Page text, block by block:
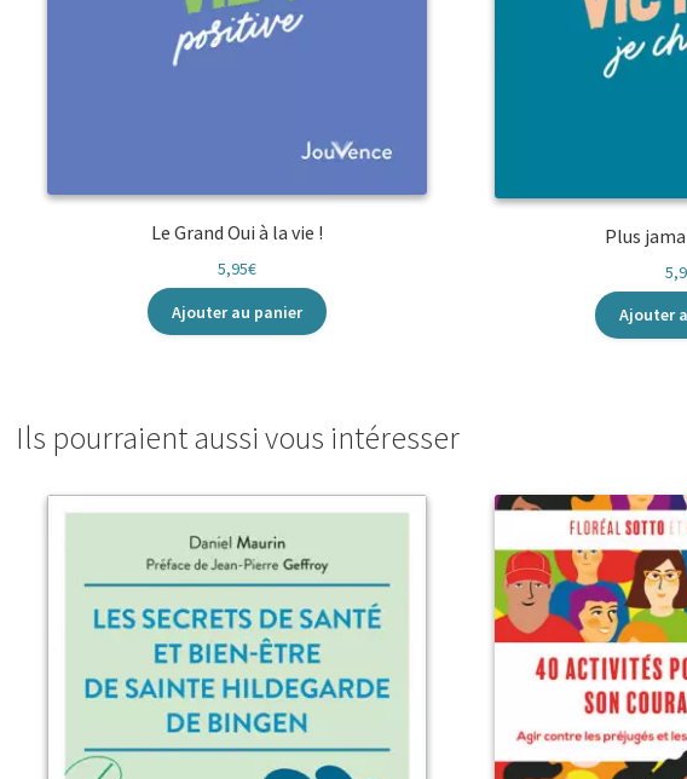
Le Grand Oui à la vie !
5,95€
Ajouter au panier
Plus
Ajouter
Ils pourraient aussi vous intéresser